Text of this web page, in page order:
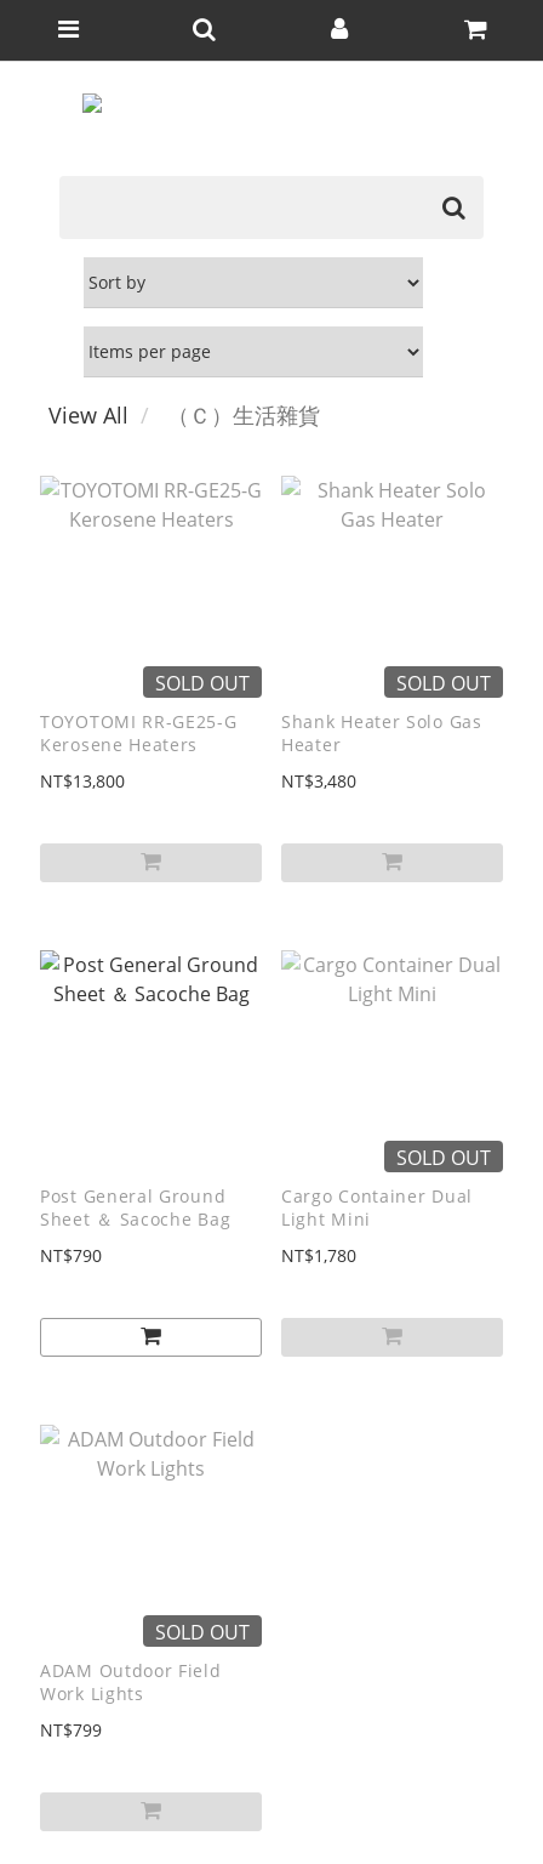
View All （Ｃ）生活雜貨
SOLD OUT
TOYOTOMI RR-GE25-G
Kerosene Heaters
NT$13,800
SOLD OUT
Shank Heater Solo Gas
Heater
NT$3,480
Post General Ground
Sheet ＆ Sacoche Bag
NT$790
SOLD OUT
Cargo Container Dual
Light Mini
NT$1,780
SOLD OUT
ADAM Outdoor Field
Work Lights
NT$799